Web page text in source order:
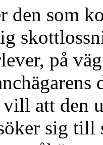
den som
på
vill att den
sig